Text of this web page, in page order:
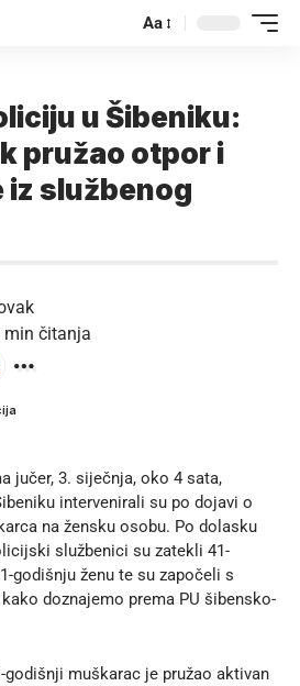
Aa
u Šibeniku:
pružao otpor i
službenog
min čitanja
jučer, 3. siječnja, oko 4 sata,
intervenirali su po dojavi o
na žensku osobu. Po dolasku
službenici su zatekli 41-
godišnju ženu te su započeli s
doznajemo prema PU šibensko-
muškarac je pružao aktivan